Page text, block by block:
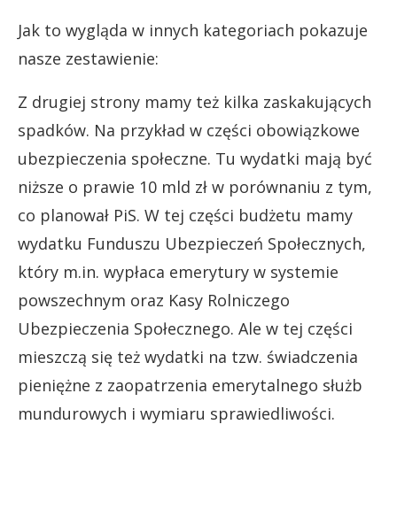
Jak to wygląda w innych kategoriach pokazuje
nasze zestawienie:
Z drugiej strony mamy też kilka zaskakujących
spadków. Na przykład w części obowiązkowe
ubezpieczenia społeczne. Tu wydatki mają być
niższe o prawie 10 mld zł w porównaniu z tym,
co planował PiS. W tej części budżetu mamy
wydatku Funduszu Ubezpieczeń Społecznych,
który m.in. wypłaca emerytury w systemie
powszechnym oraz Kasy Rolniczego
Ubezpieczenia Społecznego. Ale w tej części
mieszczą się też wydatki na tzw. świadczenia
pieniężne z zaopatrzenia emerytalnego służb
mundurowych i wymiaru sprawiedliwości.